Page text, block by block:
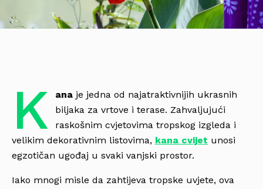
K ana je jedna od najatraktivnijih ukrasnih
biljaka za vrtove i terase. Zahvaljujući
raskošnim cvjetovima tropskog izgleda i
velikim dekorativnim listovima, kana cvijet unosi
egzotičan ugođaj u svaki vanjski prostor.
Iako mnogi misle da zahtijeva tropske uvjete, ova